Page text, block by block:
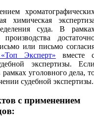
химическая
суда. В
или письмо
Эксперт» вместе
экспертизы.
рамках уголовного дела,
судебной экспертизы.
с применением